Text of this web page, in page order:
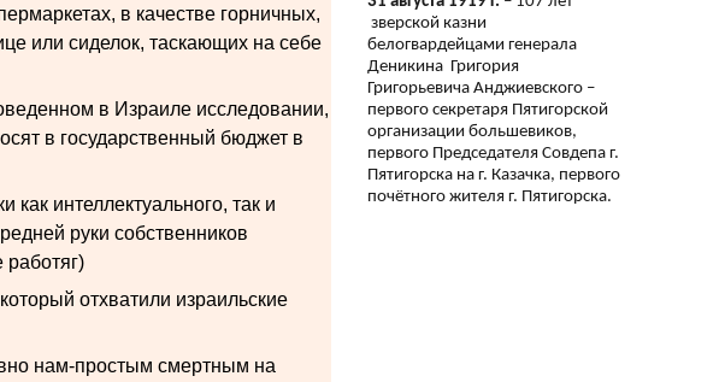
в качестве горничных,
или сиделок, таскающих на себе
в Израиле исследовании,
в государственный бюджет в
интеллектуального, так и
руки собственников
работяг)
отхватили израильские
нам-простым смертным на
зверской казни
белогвардейцами генерала
Деникина Григория
Григорьевича Анджиевского –
первого секретаря Пятигорской
организации большевиков,
первого Председателя Совдепа г.
Пятигорска на г. Казачка, первого
почётного жителя г. Пятигорска.